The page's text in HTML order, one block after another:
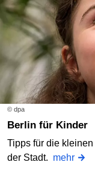
© dpa
Berlin für Kinder
Tipps für die
der Stadt. mehr